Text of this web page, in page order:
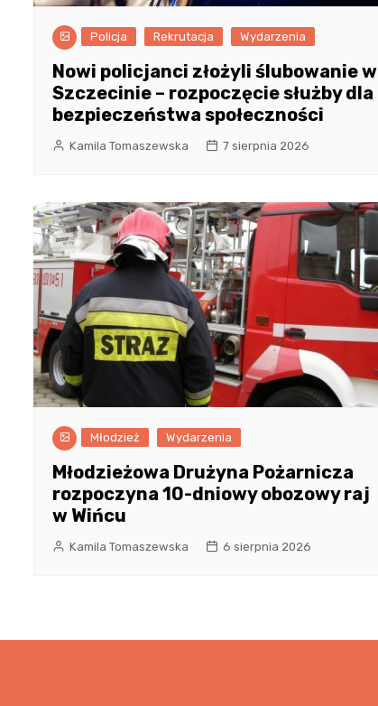
Policja Rekrutacja Wydarzenia
Nowi policjanci złożyli ślubowanie w
Szczecinie – rozpoczęcie służby dla
bezpieczeństwa społeczności
Kamila Tomaszewska 7 sierpnia 2026
Młodzież Wydarzenia
Młodzieżowa Drużyna Pożarnicza
rozpoczyna 10-dniowy obozowy raj
w Wińcu
Kamila Tomaszewska 6 sierpnia 2026